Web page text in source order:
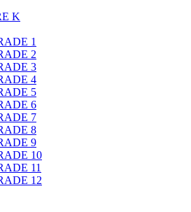
K
1
2
3
4
5
6
7
8
9
10
11
12